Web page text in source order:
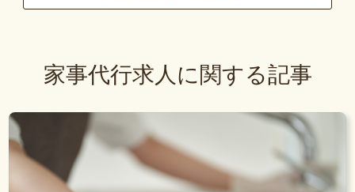
家事代行求人に関する記事